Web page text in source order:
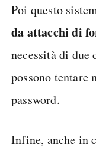
Poi questo
da attacchi di
necessità di
possono
password.
Infine, anche in